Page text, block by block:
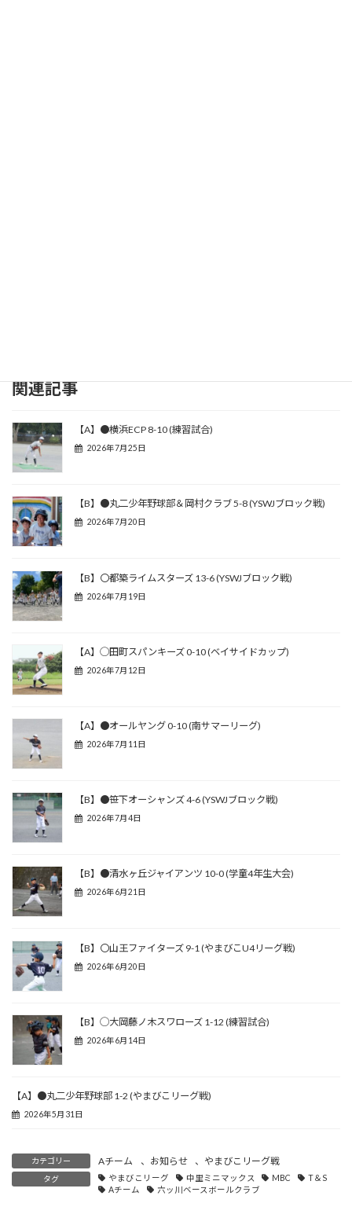
関連記事
【A】●横浜ECP 8-10 (練習試合)
2026年7月25日
【B】●丸二少年野球部＆岡村クラブ 5-8 (YSWJブロック戦)
2026年7月20日
【B】〇都築ライムスターズ 13-6 (YSWJブロック戦)
2026年7月19日
【A】◯田町スパンキーズ 0-10 (ベイサイドカップ)
2026年7月12日
【A】●オールヤング 0-10 (南サマーリーグ)
2026年7月11日
【B】●笹下オーシャンズ 4-6 (YSWJブロック戦)
2026年7月4日
【B】●清水ヶ丘ジャイアンツ 10-0 (学童4年生大会)
2026年6月21日
【B】〇山王ファイターズ 9-1 (やまびこU4リーグ戦)
2026年6月20日
【B】◯大岡藤ノ木スワローズ 1-12 (練習試合)
2026年6月14日
【A】●丸二少年野球部 1-2 (やまびこリーグ戦)
2026年5月31日
カテゴリー Aチーム 、 お知らせ 、 やまびこリーグ戦
タグ やまびこリーグ 中里ミニマックス MBC
T＆S
Aチーム
六ッ川ベースボールクラブ